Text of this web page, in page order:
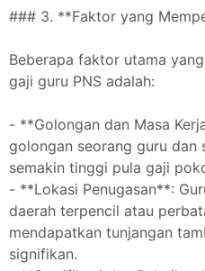
### 3. **Faktor yang
Beberapa faktor utama
gaji guru PNS adalah:
- **Golongan dan Masa
golongan seorang guru dan
semakin tinggi pula gaji
- **Lokasi Penugasan**:
daerah terpencil atau
mendapatkan tunjangan
signifikan.